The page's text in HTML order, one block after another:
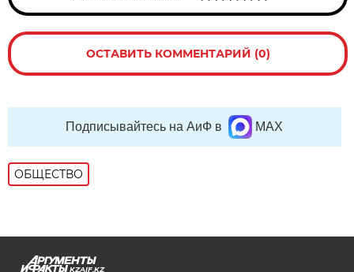
ОСТАВИТЬ КОММЕНТАРИЙ (0)
Подписывайтесь на АиФ в MAX
ОБЩЕСТВО
KZAIF.KZ